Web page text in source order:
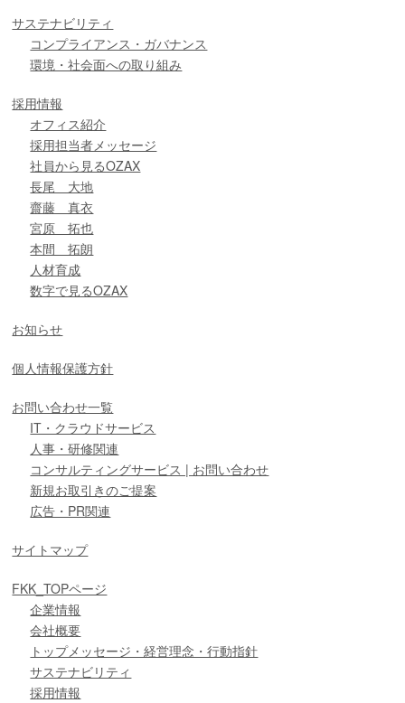
サステナビリティ
コンプライアンス・ガバナンス
環境・社会面への取り組み
採用情報
オフィス紹介
採用担当者メッセージ
社員から見るOZAX
長尾 大地
齋藤 真衣
宮原 拓也
本間 拓朗
人材育成
数字で見るOZAX
お知らせ
個人情報保護方針
お問い合わせ一覧
IT・クラウドサービス
人事・研修関連
コンサルティングサービス | お問い合わせ
新規お取引きのご提案
広告・PR関連
サイトマップ
FKK_TOPページ
企業情報
会社概要
トップメッセージ・経営理念・行動指針
サステナビリティ
採用情報